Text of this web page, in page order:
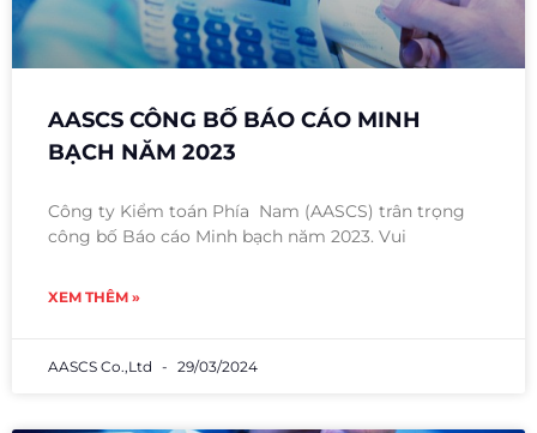
AASCS CÔNG BỐ BÁO CÁO MINH
BẠCH NĂM 2023
Công ty Kiểm toán Phía Nam (AASCS) trân trọng
công bố Báo cáo Minh bạch năm 2023. Vui
XEM THÊM »
AASCS Co.,Ltd 29/03/2024